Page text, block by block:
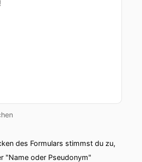
des Formulars stimmst du zu,
"Name oder Pseudonym"